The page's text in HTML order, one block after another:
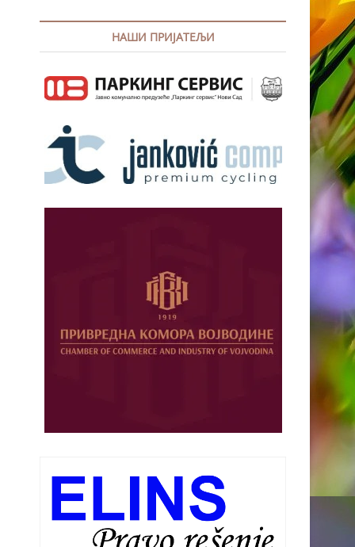
НАШИ ПРИЈАТЕЉИ